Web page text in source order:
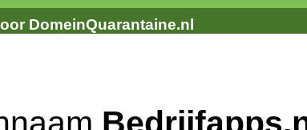
DomeinQuarantaine.nl